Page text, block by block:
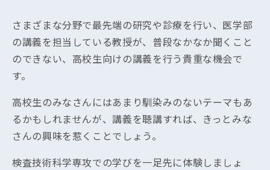
さまざまな分野で最先端の研究や診療を行い、医学部
の講義を担当している教授が、普段なかなか聞くこと
のできない、高校生向けの講義を行う貴重な機会で
す。
高校生のみなさんにはあまり馴染みのないテーマもあ
るかもしれませんが、講義を聴講すれば、きっとみな
さんの興味を惹くことでしょう。
検査技術科学専攻での学びを一足先に体験しましょ